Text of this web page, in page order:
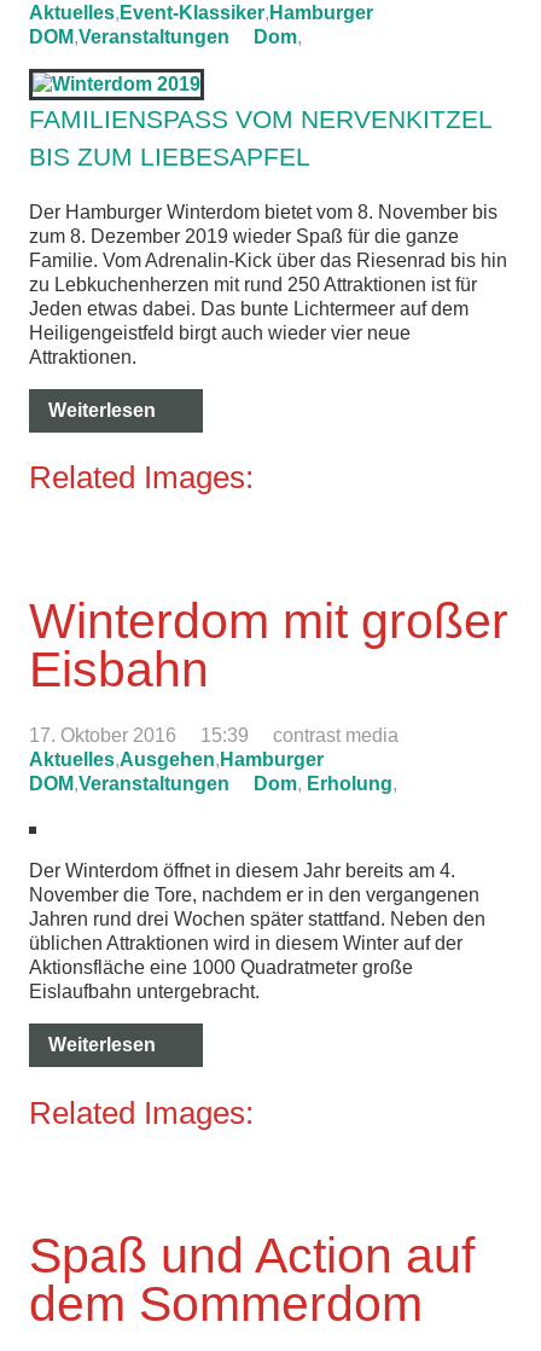
Aktuelles, Event-Klassiker, Hamburger
DOM,Veranstaltungen Dom,
FAMILIENSPASS VOM NERVENKITZEL B
IS ZUM LIEBESAPFEL
Der Hamburger Winterdom bietet vom 8. November bis
zum 8. Dezember 2019 wieder Spaß für die ganze
Familie. Vom Adrenalin-Kick über das Riesenrad bis hin
zu Lebkuchenherzen mit rund 250 Attraktionen ist für
Jeden etwas dabei. Das bunte Lichtermeer auf dem
Heiligengeistfeld birgt auch wieder vier neue
Attraktionen.
Weiterlesen
Related Images:
Winterdom mit großer
Eisbahn
17. Oktober 2016 15:39
contrast media
Aktuelles,Ausgehen, Hamburger
DOM,Veranstaltungen Dom, Erholung,
Der Winterdom öffnet in diesem Jahr bereits am 4.
November die Tore, nachdem er in den vergangenen
Jahren rund drei Wochen später stattfand. Neben den
üblichen Attraktionen wird in diesem Winter auf der
Aktionsfläche eine 1000 Quadratmeter große
Eislaufbahn untergebracht.
Weiterlesen
Related Images:
Spaß und Action auf
dem Sommerdom